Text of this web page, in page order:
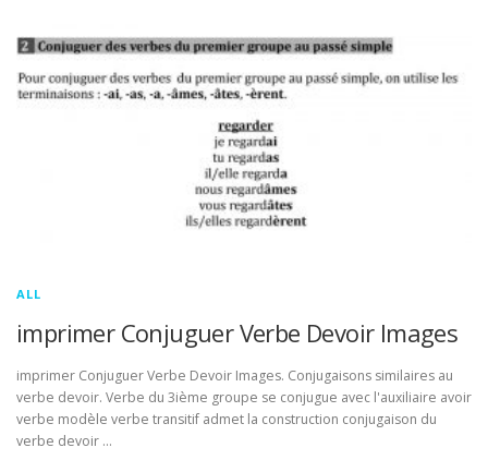
ALL
imprimer Conjuguer Verbe Devoir Images
imprimer Conjuguer Verbe Devoir Images. Conjugaisons similaires au
verbe devoir. Verbe du 3ième groupe se conjugue avec l'auxiliaire avoir
verbe modèle verbe transitif admet la construction conjugaison du
verbe devoir …